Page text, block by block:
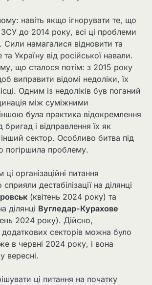
навіть якщо ігнорувати те, що
ЗСУ до 2014 року, всі ці проблеми
Сили намагалися відновити та
Україну від російської навали.
що сталося потім: з 2015 року
виправити відомі недоліки, їх
Одним із недоліків був поганий
між суміжними
була практика відокремлення
бригад і відправлення їх як
інший сектор. Особливо битва під
погіршила проблему.
організаційні питання
дестабілізації на ділянці
(квітень 2024 року) та
ділянці Вугледар-Курахове
2024 року). Дійсно,
додаткових секторів можна було
в червні 2024 року, і вона
вересні.
ці питання на початку